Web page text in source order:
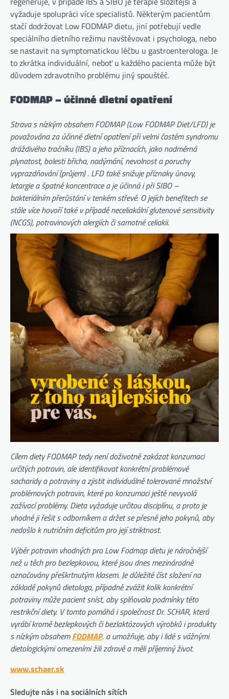
vyžaduje spolupráci více specialistů. Některým pacientům
stačí dodržovat Low FODMAP dietu, jiní potřebují vedle
speciálního dietního režimu navštěvovat i psychologa, nebo
se nastavit na symptomatickou léčbu u gastroenterologa. Je
to zkrátka individuální, neboť u každého pacienta může být
důvodem zdravotního problému jiný spouštěč.
FODMAP – účinné dietní opatření
Strava s nízkým obsahem FODMAP (Low FODMAP Diet/LFD) je
považována za účinné dietní opatření při velmi častém syndromu
dráždivého tračníku (IBS) a jeho příznacích, jako nadměrná
plynatost, bolesti břicha, nadýmání, nevolnost a poruchy
vyprazdňování (průjem) . LFD také snižuje příznaky únavy,
letargie a špatné koncentrace a je účinná i při SIBO –
bakteriálním přerůstání v tenkém střevě. O jejích benefitech se
stále více hovoří také v případě neceliakální glutenové sensitivity
(NCGS), potravinových alergiích či samotné celiakii.
Cílem diety FODMAP tedy není doživotně zakázat konzumaci
určitých potravin, ale identifikovat konkrétní problémové
sacharidy a potraviny a zjistit individuálně tolerované množství
problémových potravin, které po konzumaci ještě nevyvolá
zažívací problémy. Dieta vyžaduje určitou disciplínu, a proto je
vhodné ji řešit s odborníkem a držet se přesně jeho pokynů, aby
nedošlo k nutričním deficitům pro její striktnost.
Výběr potravin vhodných pro Low Fodmap dietu je náročnější
než u těch pro bezlepkovou, které jsou dnes mezinárodně
označovány přeškrtnutým klasem. Je důležité číst složení na
základě pokynů dietologa, případně zvážit kolik konkrétní
potraviny může pacient sníst, aby splňovala podmínky této
restrikční diety. V tomto pomáhá i společnost Dr. SCHAR, která
vyrábí kromě bezlepkových či bezlaktózových výrobků i produkty
s nízkým obsahemFODMAP. a umožňuje, aby i lidé s vážnými
dietologickými omezeními žili zdravě a měli příjemný život.
www.schaer.sk
Sledujte nás i na sociálních sítích